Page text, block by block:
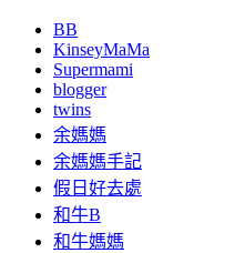
BB
KinseyMaMa
Supermami
blogger
twins
余媽媽
余媽媽手記
假日好去處
和牛B
和牛媽媽